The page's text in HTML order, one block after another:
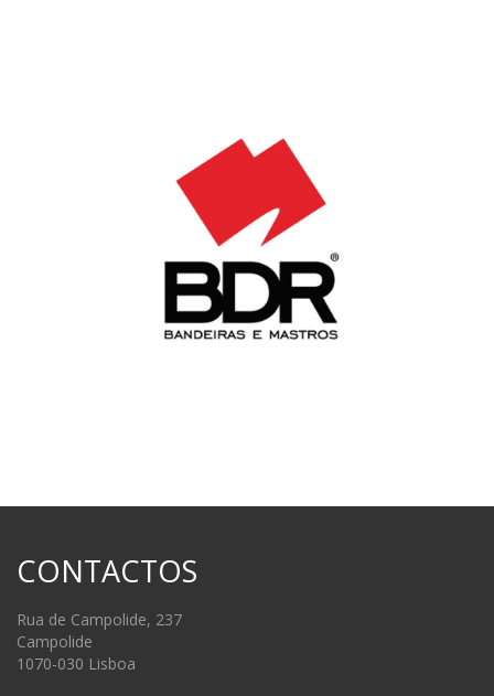
CONTACTOS
Rua de Campolide, 237
Campolide
1070-030 Lisboa